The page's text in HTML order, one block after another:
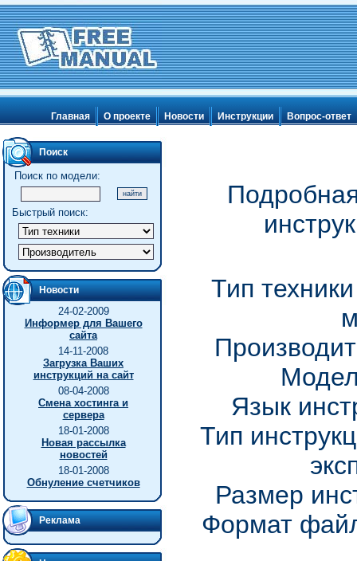
Главная О проекте Новости Инструкции Вопрос-ответ
Поиск
Поиск по модели:
Быстрый поиск:
Новости
24-02-2009
Информер для Вашего
сайта
14-11-2008
Загрузка Ваших
инструкций на сайт
08-04-2008
Смена хостинга и
сервера
18-01-2008
Новая рассылка
новостей
18-01-2008
Обнуление счетчиков
Реклама
Тип
Язык
Тип
Размер
Формат